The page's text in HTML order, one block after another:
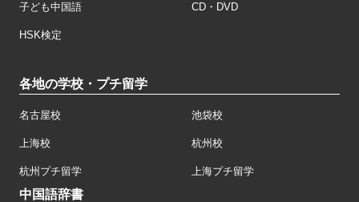
子ども中国語 CD・DVD
HSK検定
各地の学校・プチ留学
名古屋校 池袋校
上海校 杭州校
杭州プチ留学 上海プチ留学
中国語辞書